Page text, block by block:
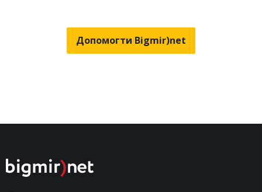
Допомогти Bigmir)net